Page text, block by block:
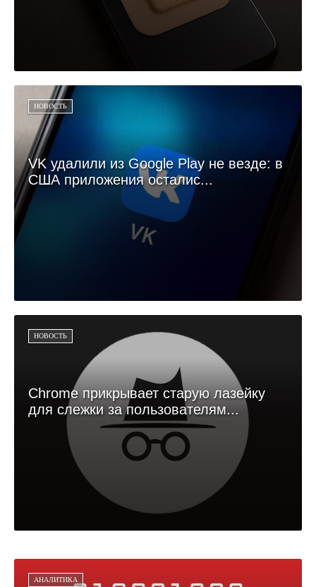
НОВОСТЬ
VK удалили из Google Play не везде: в
США приложения осталис...
НОВОСТЬ
Chrome прикрывает старую лазейку
для слежки за пользователям...
АНАЛИТИКА